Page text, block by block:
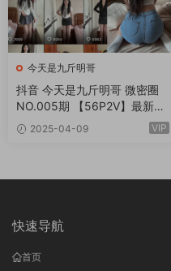
今天是九斤明哥
抖音 今天是九斤明哥 微密圈
NO.005期 【56P2V】最新
至：2025.4.12
2025-04-09 VIP
快速导航
首页